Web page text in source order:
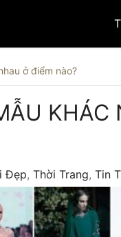
ở điểm nào?
KHÁC
Đẹp, Thời Trang, Tin